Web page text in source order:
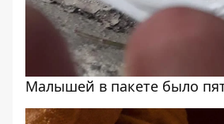
Малышей в пакете было